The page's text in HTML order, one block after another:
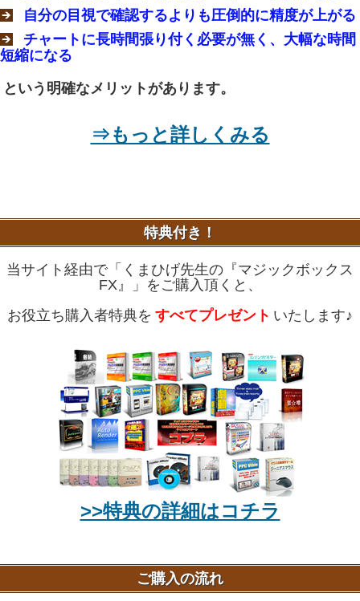
自分の目視で確認するよりも圧倒的に精度が上がる
チャートに長時間張り付く必要が無く、大幅な時間
短縮になる
という明確なメリットがあります。
⇒もっと詳しくみる
特典付き！
当サイト経由で「くまひげ先生の『マジックボックス
FX』」をご購入頂くと、
お役立ち購入者特典を すべてプレゼント いたします♪
>>特典の詳細はコチラ
ご購入の流れ